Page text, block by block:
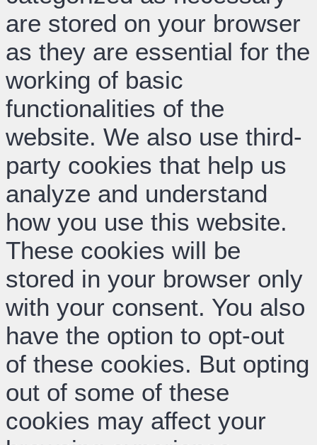
are stored on your browser
as they are essential for the
working of basic
functionalities of the
website. We also use third-
party cookies that help us
analyze and understand
how you use this website.
These cookies will be
stored in your browser only
with your consent. You also
have the option to opt-out
of these cookies. But opting
out of some of these
cookies may affect your